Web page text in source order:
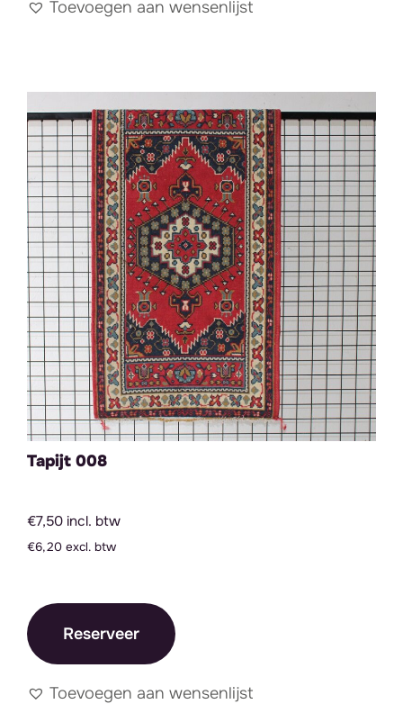
Toevoegen aan wensenlijst
Tapijt 008
€7,50 incl. btw
€6,20 excl. btw
Reserveer
Toevoegen aan wensenlijst